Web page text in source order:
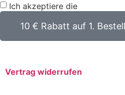
Ich akzeptiere die
10 € Rabatt auf 1.
Vertrag widerrufen